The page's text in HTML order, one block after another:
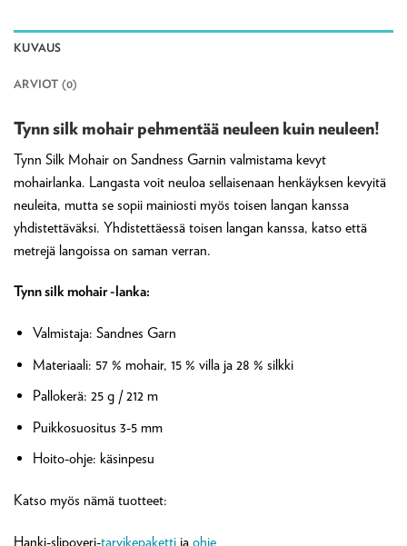
KUVAUS
ARVIOT (0)
Tynn silk mohair pehmentää neuleen kuin neuleen!
Tynn Silk Mohair on Sandness Garnin valmistama kevyt
mohairlanka. Langasta voit neuloa sellaisenaan henkäyksen kevyitä
neuleita, mutta se sopii mainiosti myös toisen langan kanssa
yhdistettäväksi. Yhdistettäessä toisen langan kanssa, katso että
metrejä langoissa on saman verran.
Tynn silk mohair -lanka:
Valmistaja: Sandnes Garn
Materiaali: 57 % mohair, 15 % villa ja 28 % silkki
Pallokerä: 25 g / 212 m
Puikkosuositus 3-5 mm
Hoito-ohje: käsinpesu
Katso myös nämä tuotteet:
Hanki-slipoveri-tarvikepaketti ja ohje